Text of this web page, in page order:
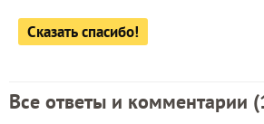
Сказать спасибо!
Все ответы и комментарии (